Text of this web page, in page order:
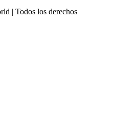
| Todos los derechos